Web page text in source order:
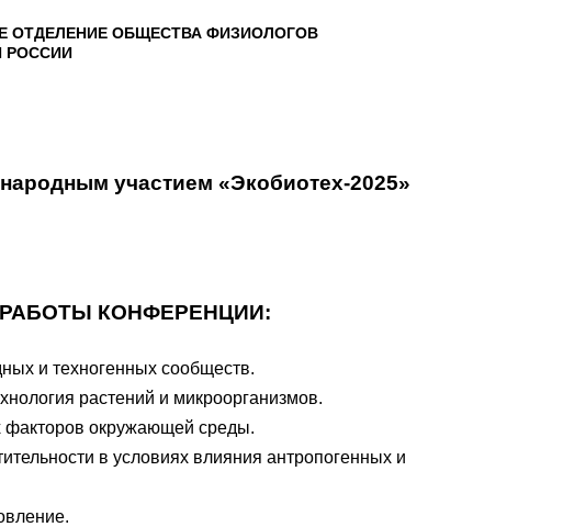
ОТДЕЛЕНИЕ ОБЩЕСТВА ФИЗИОЛОГОВ
РОССИИ
участием «Экобиотех-2025»
КОНФЕРЕНЦИИ:
и техногенных сообществ.
растений и микроорганизмов.
факторов окружающей среды.
в условиях влияния антропогенных и